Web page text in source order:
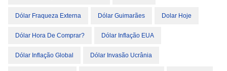
Dólar Fraqueza Externa Dólar Guimarães Dolar Hoje
Dólar Hora De Comprar? Dólar Inflação EUA
Dólar Inflação Global Dólar Invasão Ucrânia